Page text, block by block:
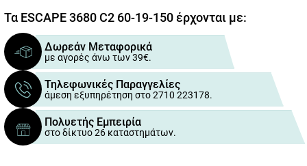
Τα ESCAPE 3680 C2 60-19-150 έρχονται με:
Δωρεάν Μεταφορικά
με αγορές άνω των 39€.
Τηλεφωνικές Παραγγελίες
άμεση εξυπηρέτηση στο 2710 223178.
Πολυετής Εμπειρία
στο δίκτυο 26 καταστημάτων.